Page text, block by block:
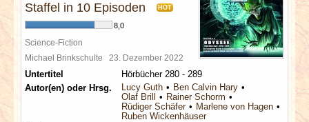
Staffel in 10 Episoden
HOT
8,0
Science-Fiction
Michael Brinkschulte 23. Dezember 2022
Untertitel
Hörbücher 280 - 289
Autor(en) oder Hrsg.
Lucy Guth
Ben Calvin Hary
Olaf Brill
Rainer Schorm
Rüdiger Schäfer
Marlene von Hagen
Ruben Wickenhäuser